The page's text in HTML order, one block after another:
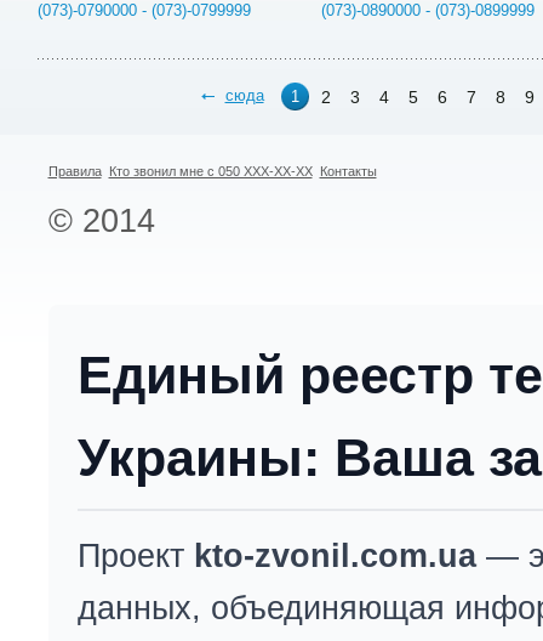
(073)-0790000 - (073)-0799999
(073)-0890000 - (073)-0899999
сюда 1 2 3 4 5 6 7 8 9
Правила Кто звонил мне с 050 XXX-XX-XX Контакты
© 2014
Единый реестр
Украины: Ваша
Проект kto-zvonil.com.ua—
данных, объединяющая